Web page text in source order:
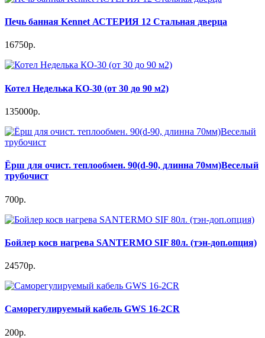
Печь банная Kennet АСТЕРИЯ 12 Стальная дверца
16750р.
Котел Неделька КО-30 (от 30 до 90 м2)
135000р.
Ёрш для очист. теплообмен. 90(d-90, длинна 70мм)Веселый
трубочист
700р.
Бойлер косв нагрева SANTERMO SIF 80л. (тэн-доп.опция)
24570р.
Саморегулируемый кабель GWS 16-2CR
200р.